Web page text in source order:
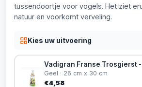
tussendoortje voor vogels. Het ziet
natuur en voorkomt verveling.
Kies uw uitvoering
Vadigran Franse Trosgierst
Geel · 26 cm x 30 cm
€4,58